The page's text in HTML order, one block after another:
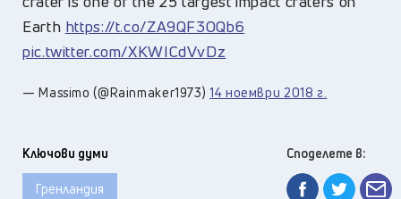
Earth https://t.co/ZA9QF3OQb6
pic.twitter.com/XKWICdVvDz
— Massimo (@Rainmaker1973)14 ноември 2018 г.
Ключови думи
Гренландия
Споделете в: